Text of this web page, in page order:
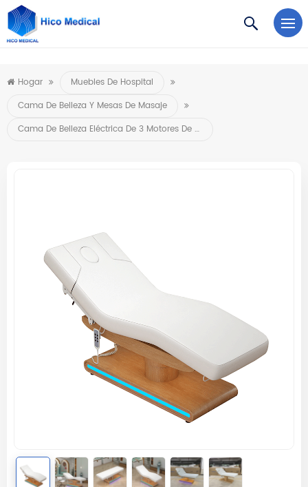
https://www.microsoft.com/en-us/microsoft-teams/log-in
Hogar
Muebles De Hospital
Cama De Belleza Y Mesas De Masaje
Cama De Belleza Eléctrica De 3 Motores De Alta Gama, Función De Calefacción, Cama Cosmética Opcional, Muebles De Salón, Sillas Eléctricas